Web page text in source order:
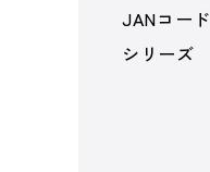
JANコード
シリーズ